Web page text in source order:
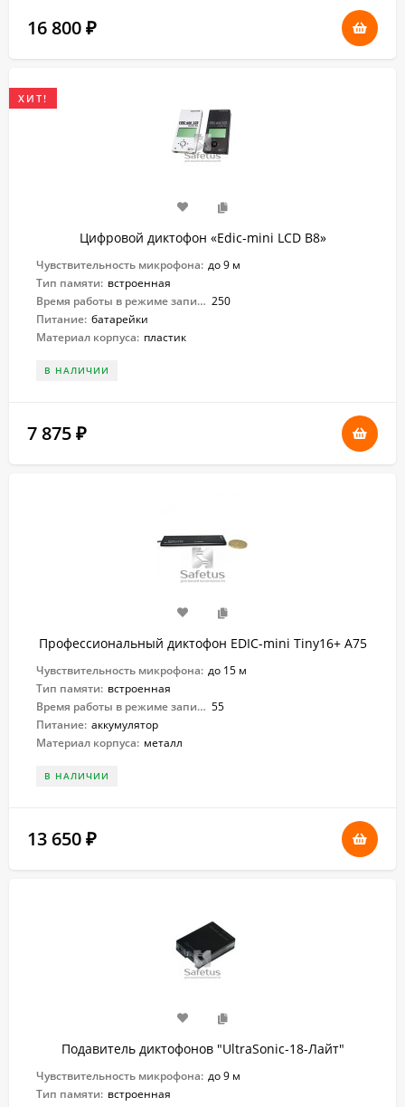
16 800 ₽
ХИТ!
Цифровой диктофон «Edic-mini LCD B8»
Чувствительность микрофона: до 9 м
Тип памяти: встроенная
Время работы в режиме записи: 250
Питание: батарейки
Материал корпуса: пластик
В НАЛИЧИИ
7 875 ₽
Профессиональный диктофон EDIC-mini Tiny16+ A75
Чувствительность микрофона: до 15 м
Тип памяти: встроенная
Время работы в режиме записи: 55
Питание: аккумулятор
Материал корпуса: металл
В НАЛИЧИИ
13 650 ₽
Подавитель диктофонов "UltraSonic-18-Лайт"
Чувствительность микрофона: до 9 м
Тип памяти: встроенная